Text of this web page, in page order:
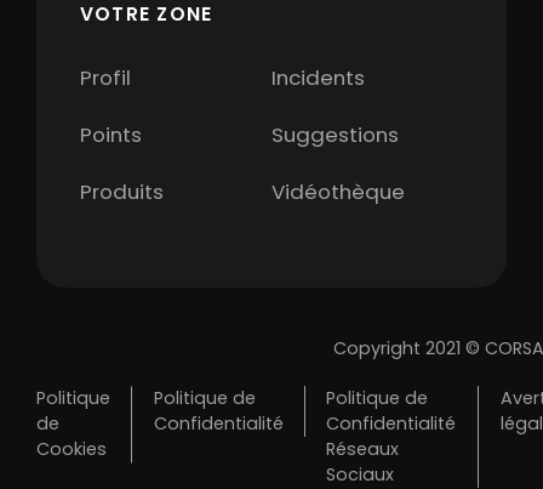
VOTRE ZONE
Profil
Incidents
Points
Suggestions
Produits
Vidéothèque
Copyright 2021 ©
Politique
de
Cookies
Politique de
Confidentialité
Politique de
Confidentialité
Réseaux
Sociaux
légal